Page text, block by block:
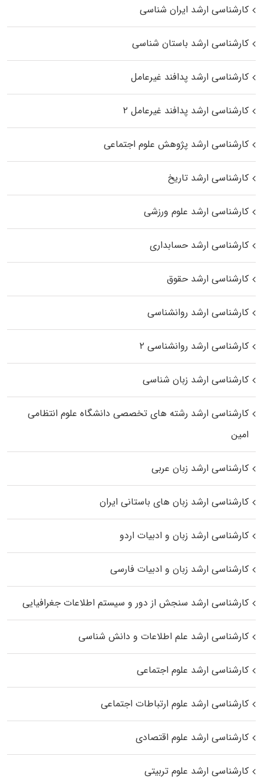
کارشناسی ارشد ایران شناسی
کارشناسی ارشد باستان شناسی
کارشناسی ارشد پدافند غیرعامل
کارشناسی ارشد پدافند غیرعامل ۲
کارشناسی ارشد پژوهش علوم اجتماعی
کارشناسی ارشد تاریخ
کارشناسی ارشد علوم ورزشی
کارشناسی ارشد حسابداری
کارشناسی ارشد حقوق
کارشناسی ارشد روانشناسی
کارشناسی ارشد روانشناسی ۲
کارشناسی ارشد زبان شناسی
کارشناسی ارشد رﺷﺘﻪ ﻫﺎی تخصصی داﻧﺸﮕﺎه ﻋﻠﻮم انتظامی
اﻣﻴﻦ
کارشناسی ارشد زبان عربی
کارشناسی ارشد زبان‌ های باستانی ایران
کارشناسی ارشد زبان و ادبیات اردو
کارشناسی ارشد زبان و ادبیات فارسی
کارشناسی ارشد سنجش از دور و سیستم اطلاعات جغرافیایی
کارشناسی ارشد علم اطلاعات و دانش شناسی
کارشناسی ارشد علوم اجتماعی
کارشناسی ارشد علوم ارتباطات اجتماعی
کارشناسی ارشد علوم اقتصادی
کارشناسی ارشد علوم تربیتی